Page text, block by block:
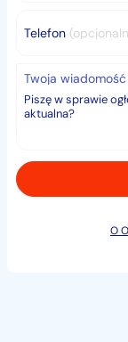
Telefon
Twoja wiadomość
O